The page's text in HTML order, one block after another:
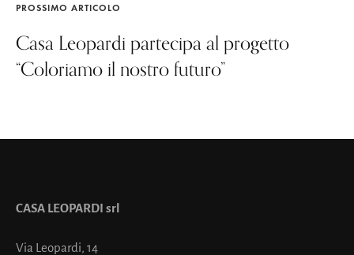
PROSSIMO ARTICOLO
Casa Leopardi partecipa al progetto
“Coloriamo il nostro futuro”
CASA LEOPARDI srl
Via Leopardi, 14